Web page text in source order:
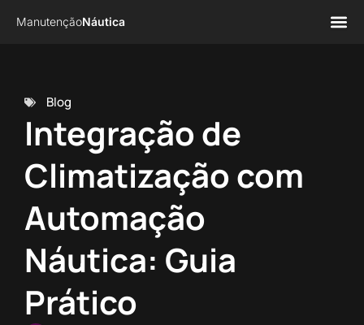
ManutençãoNáutica
Blog
Integração de
Climatização com
Automação
Náutica: Guia
Prático